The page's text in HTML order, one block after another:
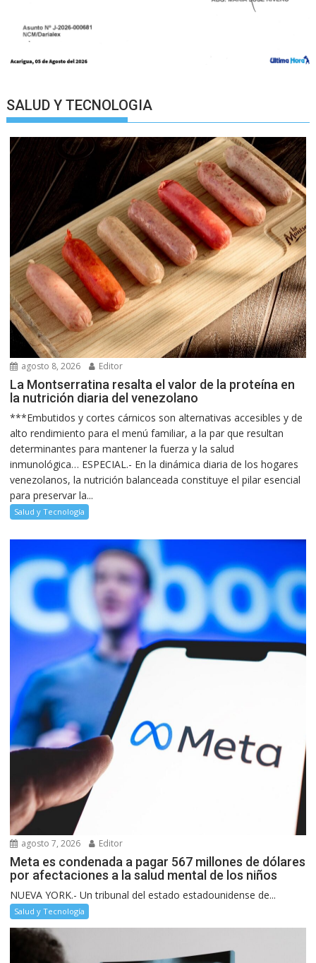
SALUD Y TECNOLOGIA
agosto 8, 2026 Editor
La Montserratina resalta el valor de la proteína en
la nutrición diaria del venezolano
***Embutidos y cortes cárnicos son alternativas accesibles y de
alto rendimiento para el menú familiar, a la par que resultan
determinantes para mantener la fuerza y la salud
inmunológica… ESPECIAL.- En la dinámica diaria de los hogares
venezolanos, la nutrición balanceada constituye el pilar esencial
para preservar la...
Salud y Tecnología
agosto 7, 2026 Editor
Meta es condenada a pagar 567 millones de dólares
por afectaciones a la salud mental de los niños
NUEVA YORK.- Un tribunal del estado estadounidense de...
Salud y Tecnología